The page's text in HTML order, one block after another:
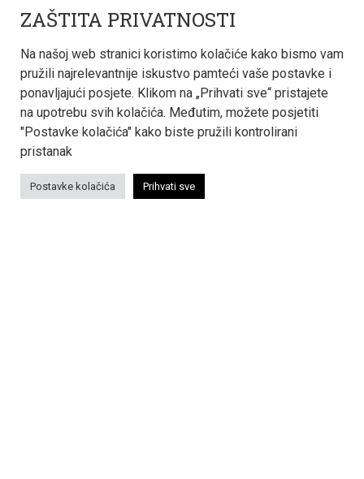
O nama
Kontakt
Karijera
Novosti
BIM
ZAŠTITA PRIVATNOSTI
Na našoj web stranici koristimo kolačiće kako bismo vam
pružili najrelevantnije iskustvo pamteći vaše postavke i
ponavljajući posjete. Klikom na „Prihvati sve“ pristajete
na upotrebu svih kolačića. Međutim, možete posjetiti
"Postavke kolačića" kako biste pružili kontrolirani
pristanak
Postavke kolačića Prihvati sve